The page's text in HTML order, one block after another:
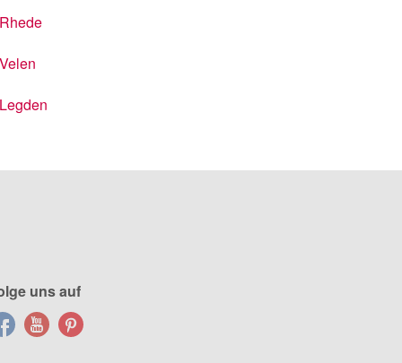
Rhede
Velen
Legden
uns auf